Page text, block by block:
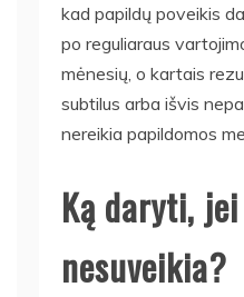
kad papildų poveikis
po reguliaraus
mėnesių, o kartais
subtilus arba išvis
nereikia papildomos
Ką daryti,
nesuveikia?